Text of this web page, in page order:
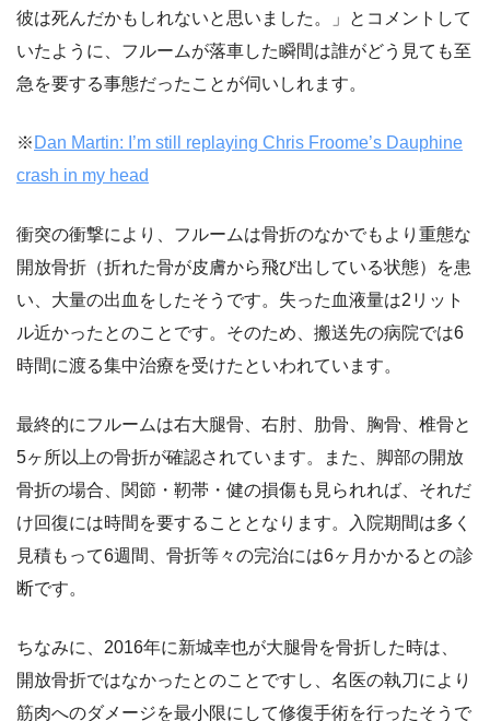
彼は死んだかもしれないと思いました。」とコメントして
いたように、フルームが落車した瞬間は誰がどう見ても至
急を要する事態だったことが伺いしれます。
※ Dan Martin: I’m still replaying Chris Froome’s Dauphine
crash in my head
衝突の衝撃により、フルームは骨折のなかでもより重態な
開放骨折（折れた骨が皮膚から飛び出している状態）を患
い、大量の出血をしたそうです。失った血液量は2リット
ル近かったとのことです。そのため、搬送先の病院では6
時間に渡る集中治療を受けたといわれています。
最終的にフルームは右大腿骨、右肘、肋骨、胸骨、椎骨と
5ヶ所以上の骨折が確認されています。また、脚部の開放
骨折の場合、関節・靭帯・健の損傷も見られれば、それだ
け回復には時間を要することとなります。入院期間は多く
見積もって6週間、骨折等々の完治には6ヶ月かかるとの診
断です。
ちなみに、2016年に新城幸也が大腿骨を骨折した時は、
開放骨折ではなかったとのことですし、名医の執刀により
筋肉へのダメージを最小限にして修復手術を行ったそうで